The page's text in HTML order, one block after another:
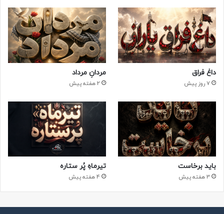
داغ فراق
7 روز پیش
مردانِ مرداد
2 هفته پیش
باید برخاست
3 هفته پیش
تیرماهِ پُر ستاره
4 هفته پیش